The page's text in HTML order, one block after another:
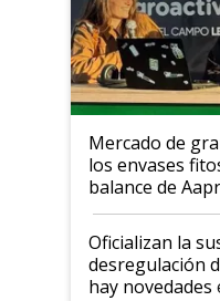
Mercado de
los envases
balance de
Oficializan la
desregulación
hay novedades